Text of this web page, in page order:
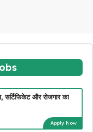
सर्टिफिकेट और रोजगार का
Apply Now